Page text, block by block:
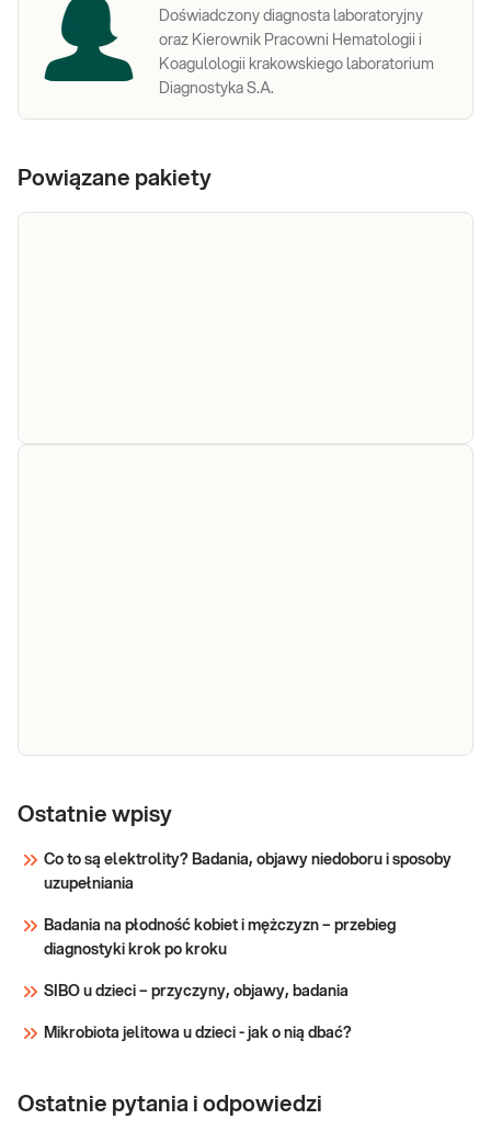
Doświadczony diagnosta laboratoryjny
oraz Kierownik Pracowni Hematologii i
Koagulologii krakowskiego laboratorium
Diagnostyka S.A.
Powiązane pakiety
COMPLETE
składników),
badanie na
nadwrażliwości
pokarmowe
ImuPro COMPLETE to najszersze badanie
270 składników pokarmowych obejmuje
nie tylko popularne produkty spożywcze,
konserwanty takie jak na przyk
Sprawdź
Ostatnie wpisy
Co to są elektrolity? Badania, objawy niedoboru i sposoby
uzupełniania
Badania na płodność kobiet i mężczyzn – przebieg
diagnostyki krok po kroku
SIBO u dzieci – przyczyny, objawy, badania
Mikrobiota jelitowa u dzieci - jak o nią dbać?
Ostatnie pytania i odpowiedzi